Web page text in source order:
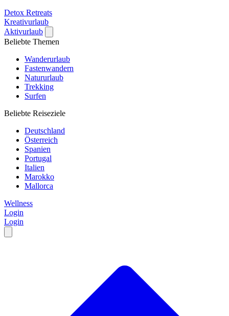
Detox Retreats
Kreativurlaub
Aktivurlaub
Beliebte Themen
Wanderurlaub
Fastenwandern
Natururlaub
Trekking
Surfen
Beliebte Reiseziele
Deutschland
Österreich
Spanien
Portugal
Italien
Marokko
Mallorca
Wellness
Login
Login